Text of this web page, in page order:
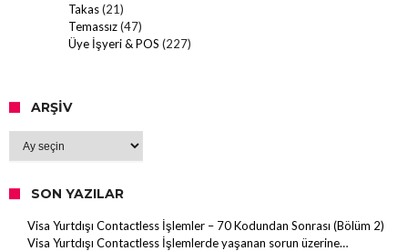
Takas(21)
Temassız(47)
Üye İşyeri & POS (227)
ARŞIV
SON YAZILAR
Visa Yurtdışı Contactless İşlemler – 70 Kodundan Sonrası (Bölüm 2)
Visa Yurtdışı Contactless İşlemlerde yaşanan sorun üzerine…